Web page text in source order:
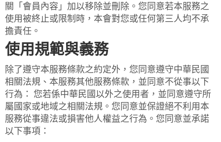
關「會員內容」加以移除並刪除。您同意若本服務之
使用被終止或限制時，本會對您或任何第三人均不承
擔責任。
使用規範與義務
除了遵守本服務條款之約定外，您同意遵守中華民國
相關法規、本服務其他服務條款，並同意不從事以下
行為： 您若係中華民國以外之使用者，並同意遵守所
屬國家或地域之相關法規。您同意並保證絕不利用本
服務從事違法或損害他人權益之行為。您同意並承諾
以下事項：